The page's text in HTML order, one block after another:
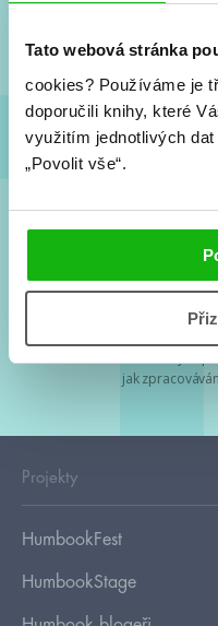
Tato webová stránka
cookies? Používáme je
doporučili knihy, které
využitím jednotlivých
„Povolit vše“.
a
Souhlasím s
Tvá e-mailová adresa je u
jak
Projekty
HumbookFest
HumbookStage